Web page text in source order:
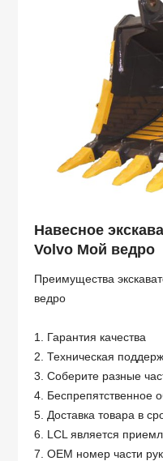
Навесное
Volvo Мой ведро
Преимущества
ведро
1. Гарантия качества
2. Техническая
3. Соберите разные
4. Беспрепятственное
5. Доставка товара в
6. LCL является
7. OEM номер части